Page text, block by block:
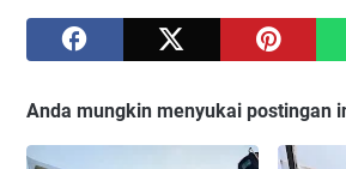
Anda mungkin menyukai postingan